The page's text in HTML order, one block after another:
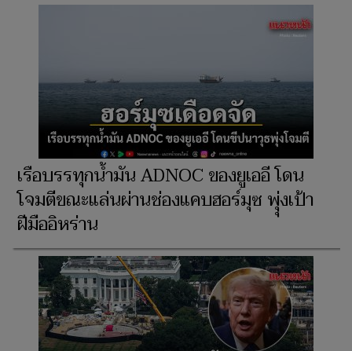
เรือบรรทุกน้ำมัน ADNOC ของยูเออี โดน
โจมตีขณะแล่นผ่านช่องแคบฮอร์มุซ พุุ่งเป้า
ฝีมืออิหร่าน